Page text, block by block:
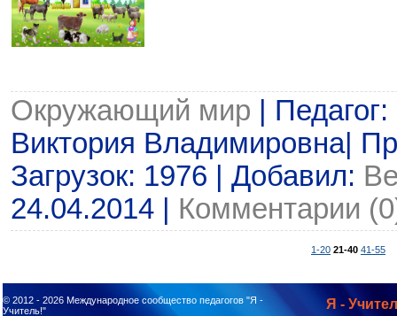
Окружающий мир |
Виктория Владимировна|
Загрузок: 1976 | Добавил:
24.04.2014
Комментарии
1-20 21-40 41-55
© 2012 - 2026 Международное сообщество педагогов "Я -
Учитель!"
Я -